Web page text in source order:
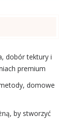
dobór tektury i
premium
domowe
by stworzyć